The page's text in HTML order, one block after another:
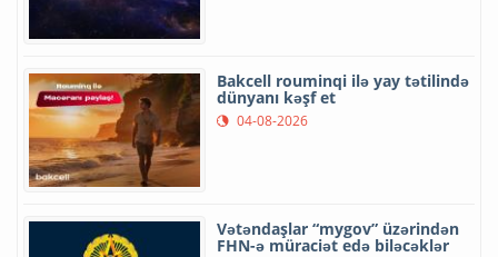
Bakcell rouminqi ilə yay tətilində
dünyanı kəşf et
04-08-2026
Vətəndaşlar “mygov” üzərindən
FHN-ə müraciət edə biləcəklər